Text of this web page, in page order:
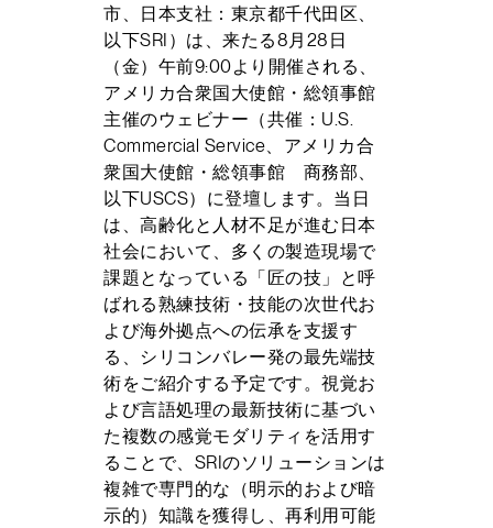
市、日本支社：東京都千代田区、
以下SRI）は、来たる8月28日
（金）午前9:00より開催される、
アメリカ合衆国大使館・総領事館
主催のウェビナー（共催：U.S.
Commercial Service、アメリカ合
衆国大使館・総領事館 商務部、
以下USCS）に登壇します。当日
は、高齢化と人材不足が進む日本
社会において、多くの製造現場で
課題となっている「匠の技」と呼
ばれる熟練技術・技能の次世代お
よび海外拠点への伝承を支援す
る、シリコンバレー発の最先端技
術をご紹介する予定です。視覚お
よび言語処理の最新技術に基づい
た複数の感覚モダリティを活用す
ることで、SRIのソリューションは
複雑で専門的な（明示的および暗
示的）知識を獲得し、再利用可能